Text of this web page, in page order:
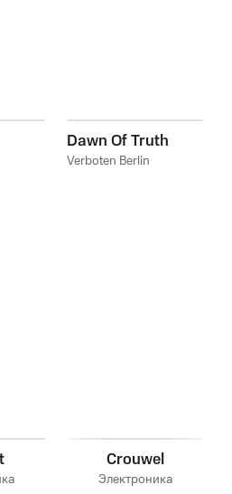
Dawn Of Truth
Verboten Berlin
Crouwel
Электроника